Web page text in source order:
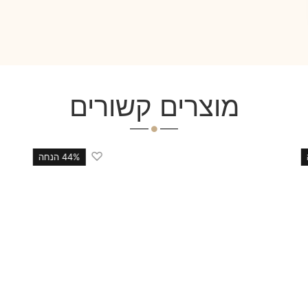
מוצרים קשורים
44% הנחה ♡